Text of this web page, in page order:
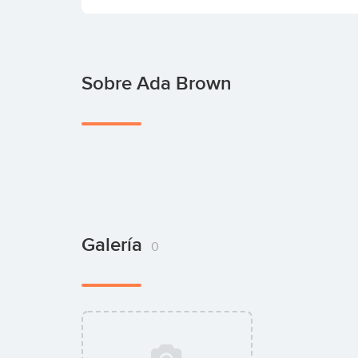
Sobre Ada Brown
Galería 0